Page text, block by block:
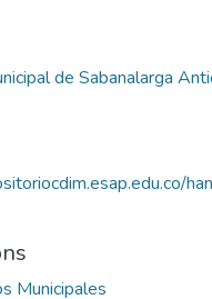
de Sabanalarga
Municipales